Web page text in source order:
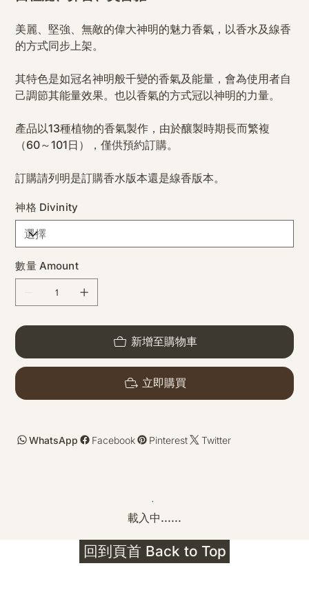
美麗、堅強、無敵的偉大神明的魅力香氣，以香水及線香
的方式同步上架。
其特色是如冠名神明般千變的香氣及能量，會為使用者自
己調節其能量效果。也以香氣的方式冠以神明的力量。
產品以13種植物的香氣製作，由於釀製時期長而繁複
（60～101日），僅供預約訂購。
訂購請列明是訂購香水版本還是線香版本。
神格 Divinity
數量 Amount
新增至購物車
立即購買
Facebook
WhatsApp Twitter
Pinterest
載入中......
回到頁首 Back to Top